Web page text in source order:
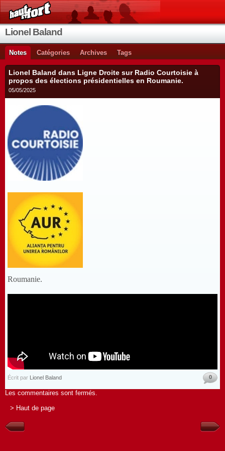
Lionel Baland
Notes Catégories Archives Tags
Lionel Baland dans Ligne Droite sur Radio Courtoisie à
propos des élections présidentielles en Roumanie.
05/05/2025
Roumanie.
Écrit par Lionel Baland 0
Les commentaires sont fermés.
> Haut de page